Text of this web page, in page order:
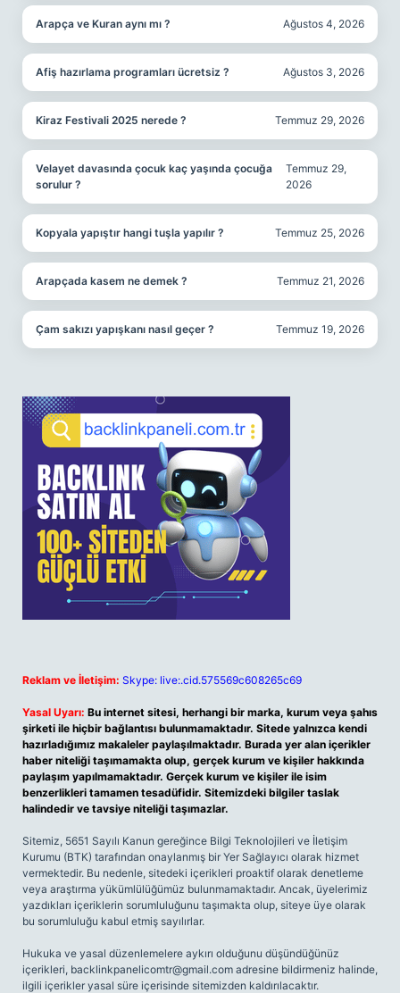
Arapça ve Kuran aynı mı ? Ağustos 4, 2026
Afiş hazırlama programları ücretsiz ? Ağustos 3, 2026
Kiraz Festivali 2025 nerede ? Temmuz 29, 2026
Velayet davasında çocuk kaç yaşında çocuğa
sorulur ?
Temmuz 29,
2026
Kopyala yapıştır hangi tuşla yapılır ? Temmuz 25, 2026
Arapçada kasem ne demek ? Temmuz 21, 2026
Çam sakızı yapışkanı nasıl geçer ? Temmuz 19, 2026
Reklam ve İletişim: Skype: live:.cid.575569c608265c69
Yasal Uyarı: Bu internet sitesi, herhangi bir marka, kurum veya şahıs
şirketi ile hiçbir bağlantısı bulunmamaktadır. Sitede yalnızca kendi
hazırladığımız makaleler paylaşılmaktadır. Burada yer alan içerikler
haber niteliği taşımamakta olup, gerçek kurum ve kişiler hakkında
paylaşım yapılmamaktadır. Gerçek kurum ve kişiler ile isim
benzerlikleri tamamen tesadüfidir. Sitemizdeki bilgiler taslak
halindedir ve tavsiye niteliği taşımazlar.
Sitemiz, 5651 Sayılı Kanun gereğince Bilgi Teknolojileri ve İletişim
Kurumu (BTK) tarafından onaylanmış bir Yer Sağlayıcı olarak hizmet
vermektedir. Bu nedenle, sitedeki içerikleri proaktif olarak denetleme
veya araştırma yükümlülüğümüz bulunmamaktadır. Ancak, üyelerimiz
yazdıkları içeriklerin sorumluluğunu taşımakta olup, siteye üye olarak
bu sorumluluğu kabul etmiş sayılırlar.
Hukuka ve yasal düzenlemelere aykırı olduğunu düşündüğünüz
içerikleri, backlinkpanelicomtr@gmail.com adresine bildirmeniz halinde,
ilgili içerikler yasal süre içerisinde sitemizden kaldırılacaktır.